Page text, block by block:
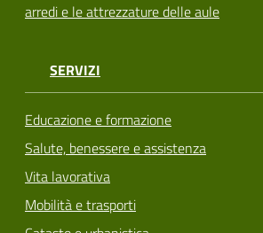
arredi e le attrezzature delle aule
SERVIZI
Educazione e formazione
Salute, benessere e assistenza
Vita lavorativa
Mobilità e trasporti